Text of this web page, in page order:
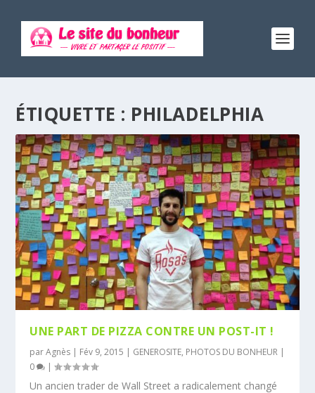
ÉTIQUETTE : PHILADELPHIA
UNE PART DE PIZZA CONTRE UN POST-IT !
parAgnès | Fév 9, 2015 | GENEROSITE, PHOTOS DU BONHEUR |
0
|
Un ancien trader de Wall Street a radicalement changé